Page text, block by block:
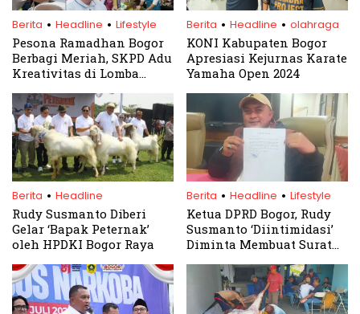
Berita . Headline . Lifestyle
Pesona Ramadhan Bogor
Berbagi Meriah, SKPD Adu
Kreativitas di Lomba
Berita . Headline . olahraga
KONI Kabupaten Bogor
Apresiasi Kejurnas Karate
Yamaha Open 2024
Berita . Headline
Rudy Susmanto Diberi
Gelar ‘Bapak Peternak’
oleh HPDKI Bogor Raya
Berita . Headline . Lifestyle
Ketua DPRD Bogor, Rudy
Susmanto ‘Diintimidasi’
Diminta Membuat Surat